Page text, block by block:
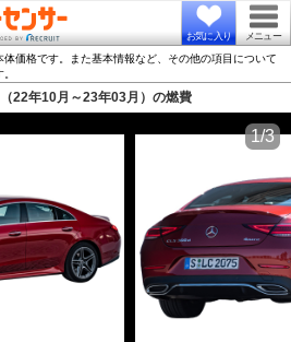
お気に入り メニュー
価格です。また基本情報など、その他の項目について
22年10月～23年03月）の燃費
1/3